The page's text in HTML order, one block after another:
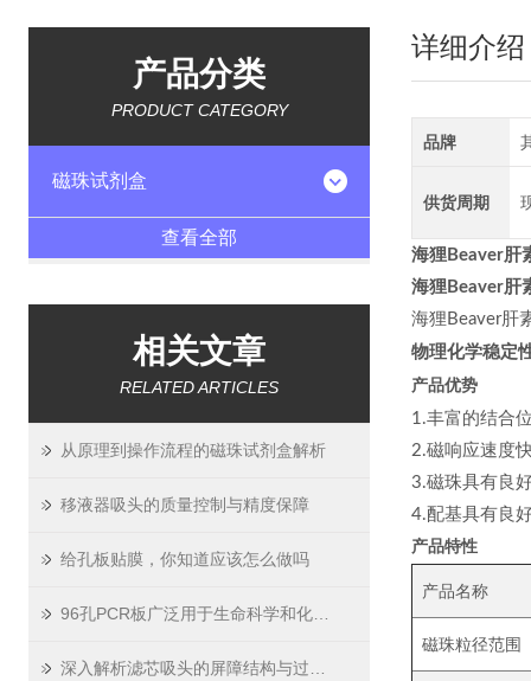
产品分类
PRODUCT CATEGORY
磁珠试剂盒
查看全部
相关文章
RELATED ARTICLES
从原理到操作流程的磁珠试剂盒解析
移液器吸头的质量控制与精度保障
给孔板贴膜，你知道应该怎么做吗
详细介绍
品牌
供货周期
海狸Beaver肝
海狸Beaver肝
海狸Beaver肝
物理化学稳定
产品优势
1.丰富的结合
2.磁响应速度
3.磁珠具有良
4.配基具有良
产品特性
产品名称
磁珠粒径范围